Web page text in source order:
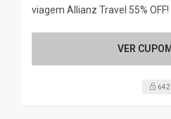
viagem Allianz Travel 55% OFF!
VER
642